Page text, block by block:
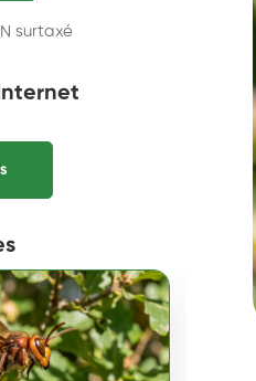
surtaxé